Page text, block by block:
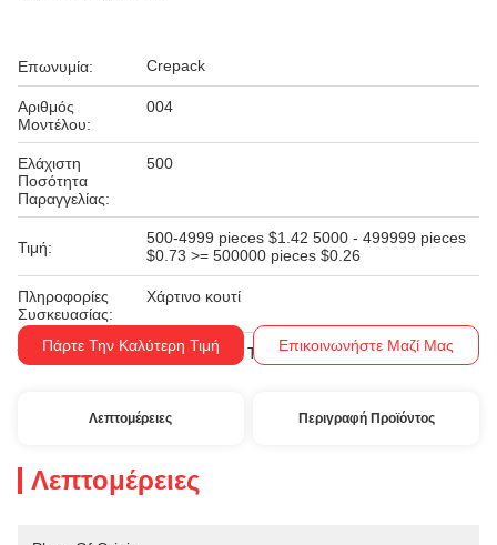
Επωνυμία: Crepack
Αριθμός
Μοντέλου:
004
Ελάχιστη
Ποσότητα
Παραγγελίας:
500
Τιμή:
500-4999 pieces $1.42 5000 - 499999 pieces
$0.73 >= 500000 pieces $0.26
Πληροφορίες
Συσκευασίας:
Χάρτινο κουτί
Όροι Πληρωμής: Ε/Ε, Δ/Α, Δ/Π, Τ/Τ
Πάρτε Την Καλύτερη Τιμή Επικοινωνήστε Μαζί Μας
Λεπτομέρειες Περιγραφή Προϊόντος
Λεπτομέρειες